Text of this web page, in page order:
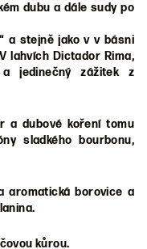
dubu a dále sudy po
a stejně jako v v básni
lahvích Dictador Rima,
jedinečný zážitek z
a dubové koření tomu
sladkého bourbonu,
aromatická borovice a
kůrou.